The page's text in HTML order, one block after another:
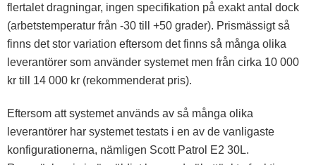
flertalet dragningar, ingen specifikation på exakt antal dock
(arbetstemperatur från -30 till +50 grader). Prismässigt så
finns det stor variation eftersom det finns så många olika
leverantörer som använder systemet men från cirka 10 000
kr till 14 000 kr (rekommenderat pris).
Eftersom att systemet används av så många olika
leverantörer har systemet testats i en av de vanligaste
konfigurationerna, nämligen Scott Patrol E2 30L.